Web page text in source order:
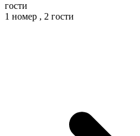
гости
1 номер , 2 гости